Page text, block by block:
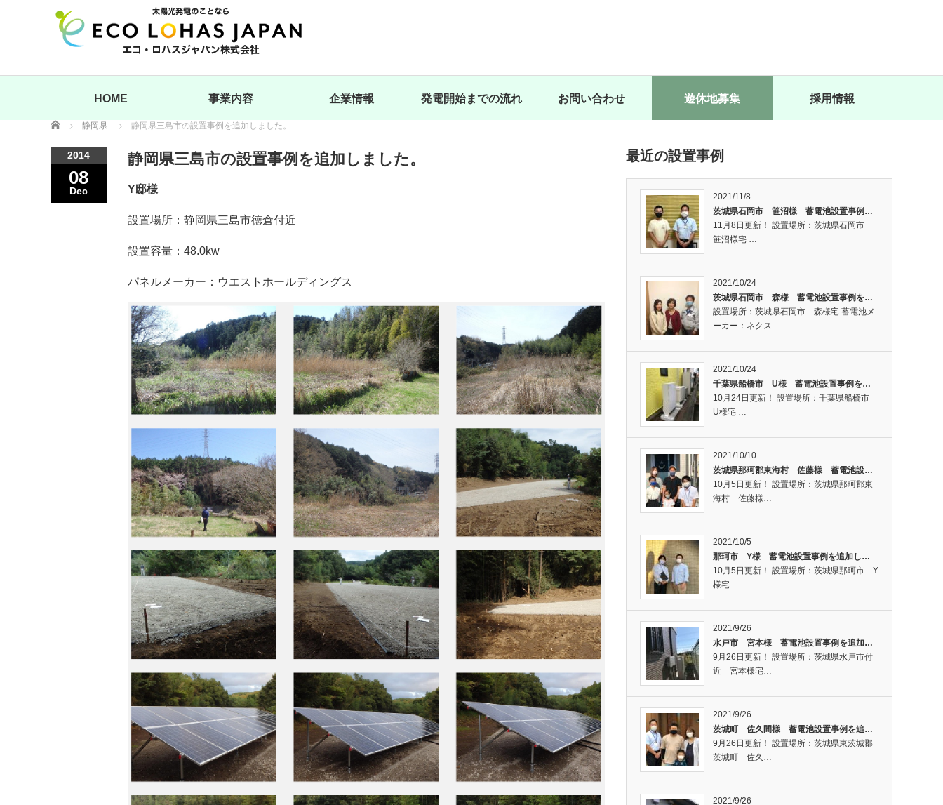
HOME 事業内容 企業情報 発電開始までの流れ お問い合わせ 遊休地募集 採用情報
Home 静岡県 静岡県三島市の設置事例を追加しました。
2014
08
Dec
静岡県三島市の設置事例を追加しました。
Y邸様
設置場所：静岡県三島市徳倉付近
設置容量：48.0kw
パネルメーカー：ウエストホールディングス
最近の設置事例
2021/11/8
茨城県石岡市 笹沼様 蓄電池設置事例…
11月8日更新！ 設置場所：茨城県石岡市
笹沼様宅 …
2021/10/24
茨城県石岡市 森様 蓄電池設置事例を…
設置場所：茨城県石岡市 森様宅 蓄電池メ
ーカー：ネクス…
2021/10/24
千葉県船橋市 U様 蓄電池設置事例を…
10月24日更新！ 設置場所：千葉県船橋市
U様宅 …
2021/10/10
茨城県那珂郡東海村 佐藤様 蓄電池設…
10月5日更新！ 設置場所：茨城県那珂郡東
海村 佐藤様…
2021/10/5
那珂市 Y様 蓄電池設置事例を追加し…
10月5日更新！ 設置場所：茨城県那珂市 Y
様宅 …
2021/9/26
水戸市 宮本様 蓄電池設置事例を追加…
9月26日更新！ 設置場所：茨城県水戸市付
近 宮本様宅…
2021/9/26
茨城町 佐久間様 蓄電池設置事例を追…
9月26日更新！ 設置場所：茨城県東茨城郡
茨城町 佐久…
2021/9/26